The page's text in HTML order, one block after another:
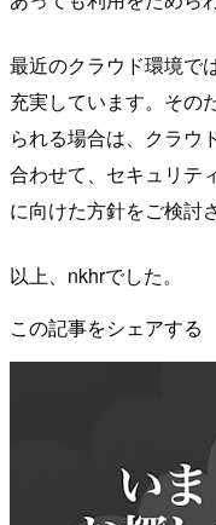
最近のクラウド環境で
充実しています。その
られる場合は、クラウ
合わせて、セキュリテ
に向けた方針をご検討
以上、nkhrでした。
この記事をシェアする